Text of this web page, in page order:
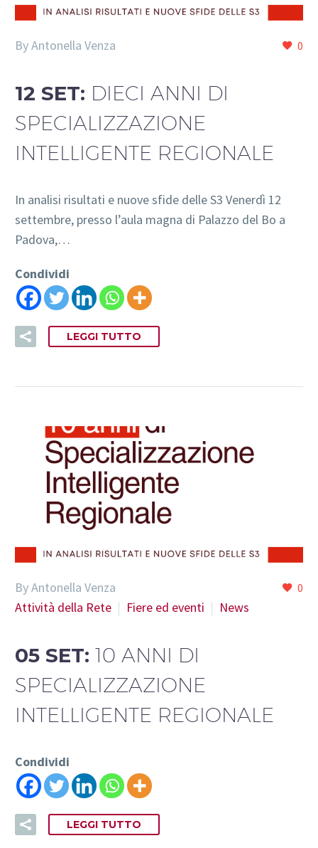
0
By Antonella Venza
12 SET: DIECI ANNI DI
SPECIALIZZAZIONE
INTELLIGENTE REGIONALE
In analisi risultati e nuove sfide delle S3 Venerdì 12
settembre, presso l’aula magna di Palazzo del Bo a
Padova,…
Condividi
LEGGI TUTTO
0
By Antonella Venza
Attività della Rete
Fiere ed eventi News
05 SET: 10 ANNI DI
SPECIALIZZAZIONE
INTELLIGENTE REGIONALE
Condividi
LEGGI TUTTO